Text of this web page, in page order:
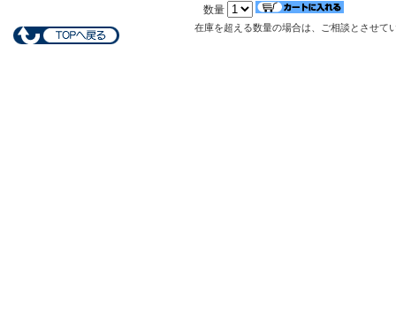
数量
在庫を超える数量の場合は、ご相談とさせて